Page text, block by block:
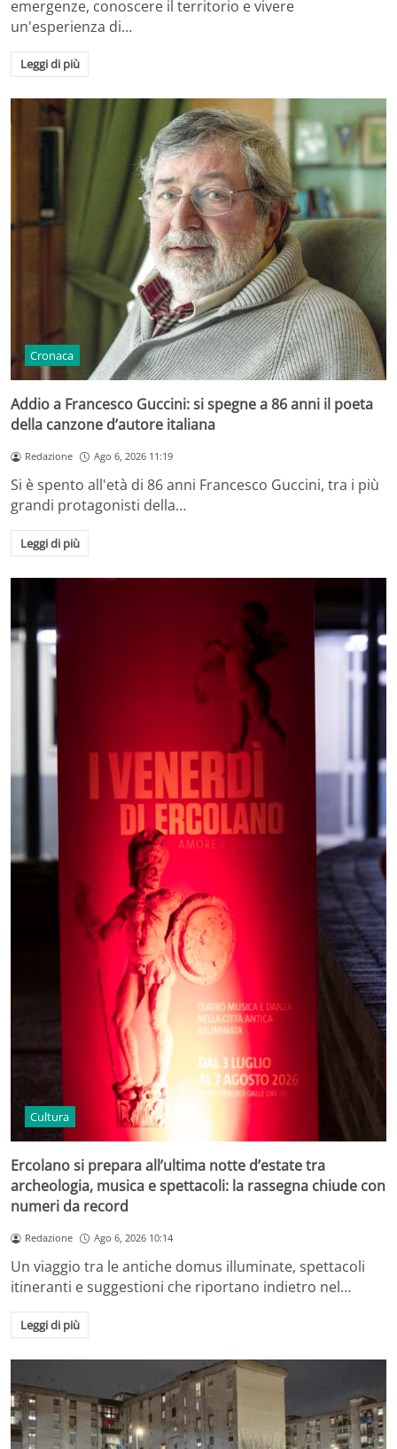
emergenze, conoscere il territorio e vivere
un'esperienza di…
Leggi di più
Cronaca
Addio a Francesco Guccini: si spegne a 86 anni il poeta
della canzone d’autore italiana
Redazione Ago 6, 2026 11:19
Si è spento all'età di 86 anni Francesco Guccini, tra i più
grandi protagonisti della…
Leggi di più
Cultura
Ercolano si prepara all’ultima notte d’estate tra
archeologia, musica e spettacoli: la rassegna chiude con
numeri da record
Redazione Ago 6, 2026 10:14
Un viaggio tra le antiche domus illuminate, spettacoli
itineranti e suggestioni che riportano indietro nel…
Leggi di più